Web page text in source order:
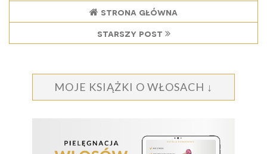
strona główna
starszy post
MOJE KSIĄŻKI O WŁOSACH ↓